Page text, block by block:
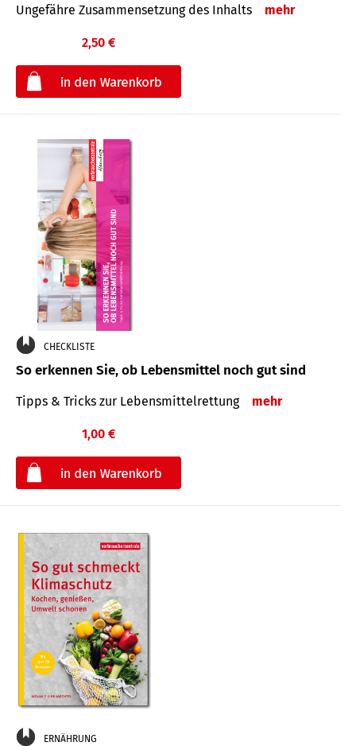
Ungefähre Zusammensetzung des Inhalts mehr
2,50 €
CHECKLISTE
So erkennen Sie, ob Lebensmittel noch gut sind
Tipps & Tricks zur Lebensmittelrettung mehr
1,00 €
ERNÄHRUNG